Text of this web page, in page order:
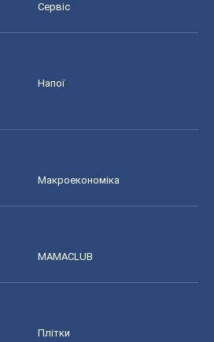
Сервіс
Напої
Макроекономіка
MAMACLUB
Плітки